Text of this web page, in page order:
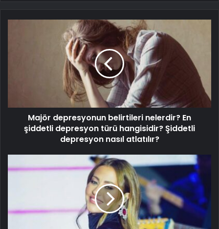
Majör depresyonun belirtileri nelerdir? En
şiddetli depresyon türü hangisidir? Şiddetli
depresyon nasıl atlatılır?